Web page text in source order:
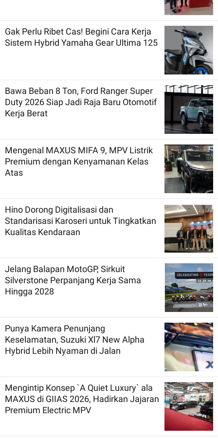
Gak Perlu Ribet Cas! Begini Cara Kerja
Sistem Hybrid Yamaha Gear Ultima 125
Bawa Beban 8 Ton, Ford Ranger Super
Duty 2026 Siap Jadi Raja Baru Otomotif
Kerja Berat
Mengenal MAXUS MIFA 9, MPV Listrik
Premium dengan Kenyamanan Kelas
Atas
Hino Dorong Digitalisasi dan
Standarisasi Karoseri untuk Tingkatkan
Kualitas Kendaraan
Jelang Balapan MotoGP, Sirkuit
Silverstone Perpanjang Kerja Sama
Hingga 2028
Punya Kamera Penunjang
Keselamatan, Suzuki Xl7 New Alpha
Hybrid Lebih Nyaman di Jalan
Mengintip Konsep `A Quiet Luxury` ala
MAXUS di GIIAS 2026, Hadirkan Jajaran
Premium Electric MPV